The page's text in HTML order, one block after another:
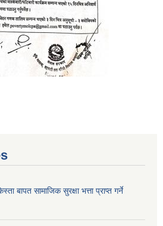
बापत सामाजिक सुरक्षा भत्ता प्राप्त गर्ने